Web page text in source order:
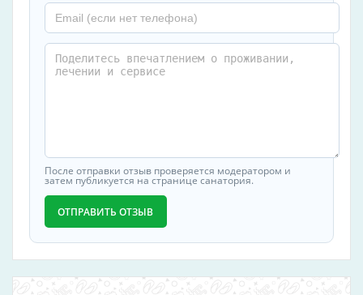
Прачечная
Разное
Отопление
санаторий
Профиль
болезни костно-мышечной системы
болезни нервной системы
болезни обмена веществ
болезни опорно-двигательного аппарата
После отправки отзыв проверяется модератором и
затем публикуется на странице санатория.
ОТПРАВИТЬ ОТЗЫВ